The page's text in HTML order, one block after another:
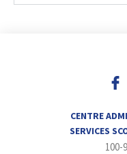
CENTRE
SERVICES
100-